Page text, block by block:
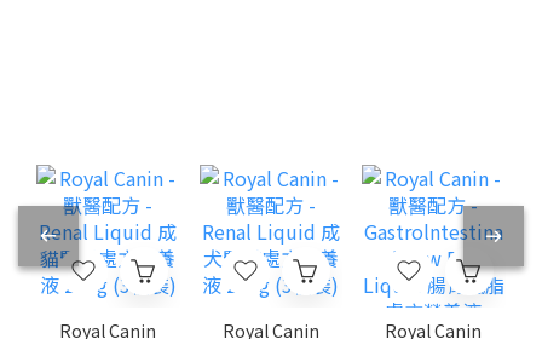
Royal Canin
Royal Canin
Royal Canin